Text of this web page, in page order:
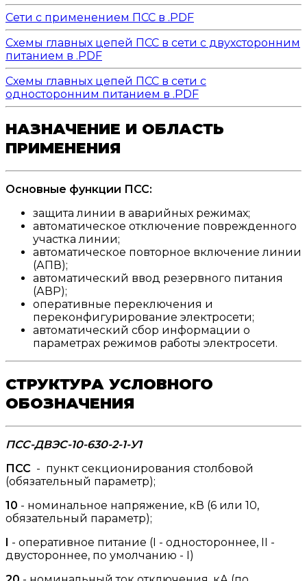
Сети с применением ПСС в .PDF
Схемы главных цепей ПСС в сети с двухсторонним
питанием в .PDF
Схемы главных цепей ПСС в сети с
односторонним питанием в .PDF
НАЗНАЧЕНИЕ И ОБЛАСТЬ
ПРИМЕНЕНИЯ
Основные функции ПСС:
защита линии в аварийных режимах;
автоматическое отключение поврежденного
участка линии;
автоматическое повторное включение линии
(АПВ);
автоматический ввод резервного питания
(АВР);
оперативные переключения и
переконфигурирование электросети;
автоматический сбор информации о
параметрах режимов работы электросети.
СТРУКТУРА УСЛОВНОГО
ОБОЗНАЧЕНИЯ
ПСС-ДВЭС-10-630-2-1-У1
ПСС - пункт секционирования столбовой
(обязательный параметр);
10 - номинальное напряжение, кВ (6 или 10,
обязательный параметр);
I - оперативное питание (I - одностороннее, II -
двустороннее, по умолчанию - I)